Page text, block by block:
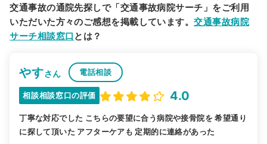
交通事故の通院先探しで「交通事故病院サーチ」をご利用
いただいた方々のご感想を掲載しています。交通事故病院
サーチ相談窓口 とは？
やすさん 電話相談
相談相談窓口の評価 4.0
丁寧な対応でした こちらの要望に合う病院や接骨院を 希望通り
に探して頂いた アフターケアも 定期的に連絡があった